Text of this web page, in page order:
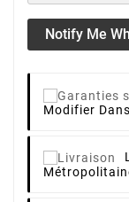
Notify Me
Modifier